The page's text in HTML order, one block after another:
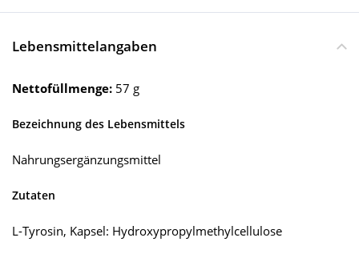
Lebensmittelangaben
Nettofüllmenge: 57 g
Bezeichnung des Lebensmittels
Nahrungsergänzungsmittel
Zutaten
L-Tyrosin, Kapsel: Hydroxypropylmethylcellulose